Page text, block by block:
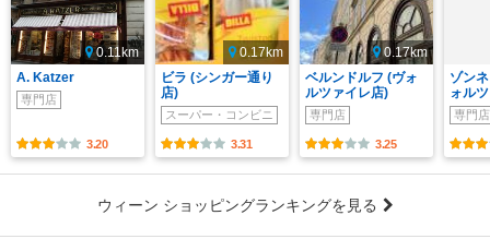
0.11km
A. Katzer
専門店
3.20
0.17km
ビラ (シンガー通り
店)
スーパー・コンビニ
3.31
0.17km
ベルンドルフ (ヴォ
ルツァイレ店)
専門店
3.25
ゾン
ォル
専門店
ウィーン ショッピングランキングを見る